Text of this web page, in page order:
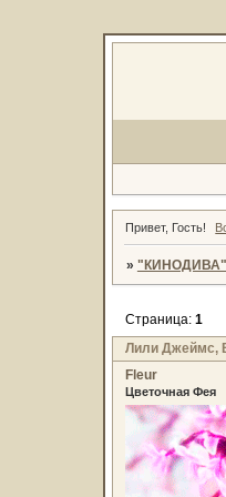
Привет, Гость!
» "КИНОДИВА"
Лили Джеймс,
Страница: 1
Fleur
Цветочная Фея